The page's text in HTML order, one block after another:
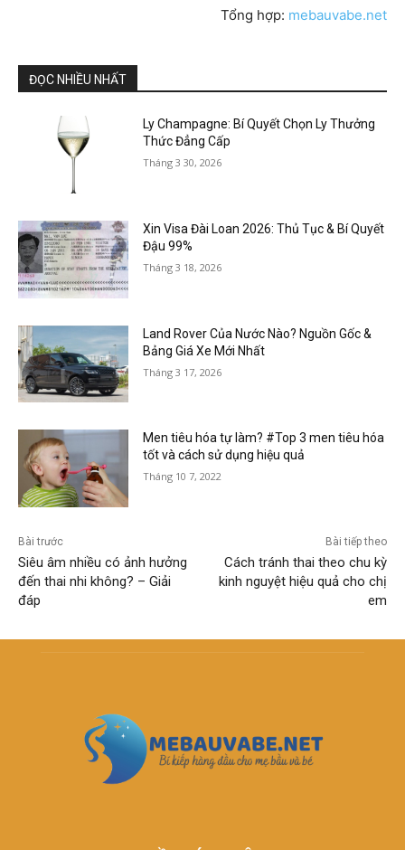
Tổng hợp: mebauvabe.net
ĐỌC NHIỀU NHẤT
Ly Champagne: Bí Quyết Chọn Ly Thưởng
Thức Đẳng Cấp
Tháng 3 30, 2026
Xin Visa Đài Loan 2026: Thủ Tục & Bí Quyết
Đậu 99%
Tháng 3 18, 2026
Land Rover Của Nước Nào? Nguồn Gốc &
Bảng Giá Xe Mới Nhất
Tháng 3 17, 2026
Men tiêu hóa tự làm? #Top 3 men tiêu hóa
tốt và cách sử dụng hiệu quả
Tháng 10 7, 2022
Bài trước
Siêu âm nhiều có ảnh hưởng
đến thai nhi không? – Giải
đáp
Bài tiếp theo
Cách tránh thai theo chu kỳ
kinh nguyệt hiệu quả cho chị
em